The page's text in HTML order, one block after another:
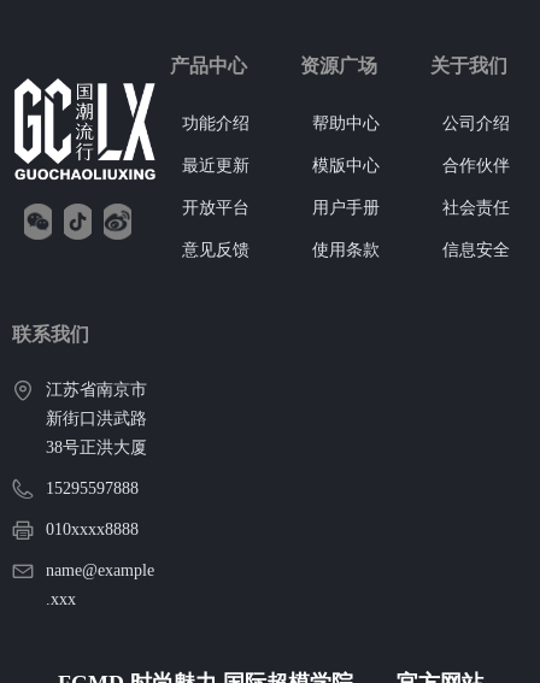
产品中心
功能介绍
最近更新
开放平台
意见反馈
帮助中心
模版中心
用户手册
使用条款
资源广场
公司介绍
合作伙伴
社会责任
信息安全
关于我们
联系我们
江苏省南京市
新街口洪武路
38号正洪大厦
15295597888
010xxxx8888
name@example
.xxx